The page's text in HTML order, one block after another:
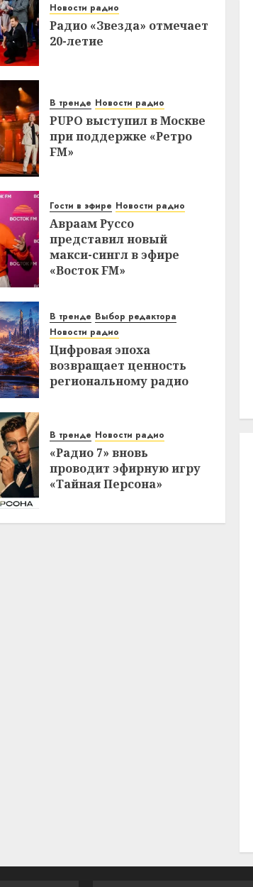
Новости радио
Радио «Звезда» отмечает
20-летие
В тренде Новости радио
PUPO выступил в Москве
при поддержке «Ретро
FM»
Гости в эфире Новости радио
Авраам Руссо
представил новый
макси-сингл в эфире
«Восток FM»
В тренде Выбор редактора
Новости радио
Цифровая эпоха
возвращает ценность
региональному радио
В тренде Новости радио
«Радио 7» вновь
проводит эфирную игру
«Тайная Персона»